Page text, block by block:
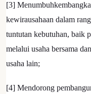
[3]
kewirausahaan dalam
tuntutan kebutuhan, baik
melalui usaha bersama
usaha lain;
[4] Mendorong